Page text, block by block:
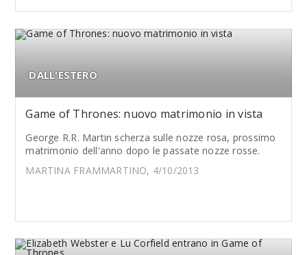
DALL'ESTERO
Game of Thrones: nuovo matrimonio in vista
George R.R. Martin scherza sulle nozze rosa, prossimo
matrimonio dell'anno dopo le passate nozze rosse.
MARTINA FRAMMARTINO, 4/10/2013